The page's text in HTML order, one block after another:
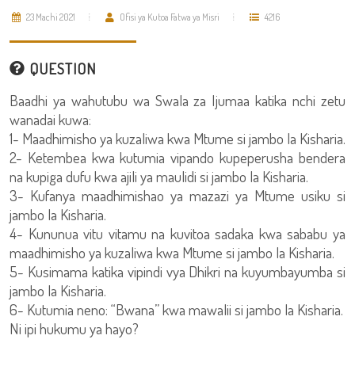
23 Machi 2021 Ofisi ya Kutoa Fatwa ya Misri 4216
QUESTION
Baadhi ya wahutubu wa Swala za Ijumaa katika nchi zetu
wanadai kuwa:
1- Maadhimisho ya kuzaliwa kwa Mtume si jambo la Kisharia.
2- Ketembea kwa kutumia vipando kupeperusha bendera
na kupiga dufu kwa ajili ya maulidi si jambo la Kisharia.
3- Kufanya maadhimishao ya mazazi ya Mtume usiku si
jambo la Kisharia.
4- Kununua vitu vitamu na kuvitoa sadaka kwa sababu ya
maadhimisho ya kuzaliwa kwa Mtume si jambo la Kisharia.
5- Kusimama katika vipindi vya Dhikri na kuyumbayumba si
jambo la Kisharia.
6- Kutumia neno: “Bwana” kwa mawalii si jambo la Kisharia.
Ni ipi hukumu ya hayo?